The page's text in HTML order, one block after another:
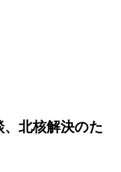
、北核解決のた